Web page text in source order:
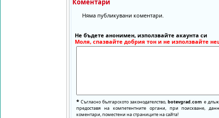
Коментари
Няма публикувани коментари.
Не бъдете анонимен, използвайте акаунта си
Моля, спазвайте добрия тон и не използвайте
* Съгласно българското законодателство,botevgrad.com е
предоставя на компетентните органи, при поискване,
коментари, поместени на страниците на сайта!